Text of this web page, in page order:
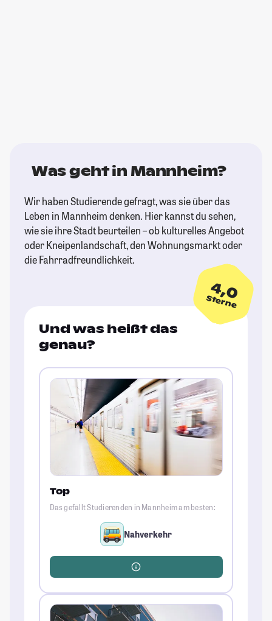
Was geht in Mannheim?
Wir haben Studierende gefragt, was sie über das
Leben in Mannheim denken. Hier kannst du sehen,
wie sie ihre Stadt beurteilen – ob kulturelles Angebot
oder Kneipenlandschaft, den Wohnungsmarkt oder
die Fahrradfreundlichkeit.
4,0
Sterne
Und was heißt das
genau?
Top
Das gefällt Studierenden in Mannheim am besten:
Nahverkehr